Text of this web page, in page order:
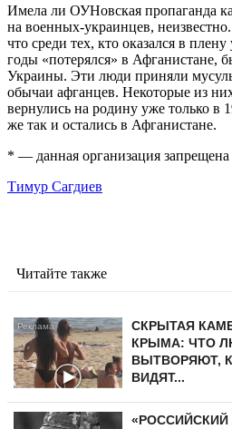
Имела ли ОУНовская пропаганда
на военных-украинцев,
что среди тех, кто оказался в
годы «потерялся» в Афганистане,
Украины. Эти люди приняли
обычаи афганцев. Некоторые из
вернулись на родину уже только в
же так и остались в Афганистане.
* — данная организация
Тимур Сагдиев
Читайте также
СКРЫТАЯ
КРЫМА: ЧТО
ВЫТВОРЯЮТ,
ВИДЯТ...
«РОССИЙСКИЙ